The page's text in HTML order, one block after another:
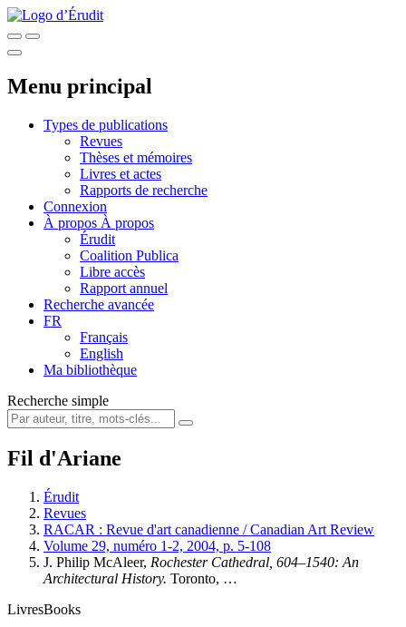
Menu principal
Types de publications
Revues
Thèses et mémoires
Livres et actes
Rapports de recherche
Connexion
À propos À propos
Érudit
Coalition Publica
Libre accès
Rapport annuel
Recherche avancée
FR
Français
English
Ma bibliothèque
Recherche simple
Fil d'Ariane
Érudit
Revues
RACAR : Revue d'art canadienne / Canadian Art Review
Volume 29, numéro 1-2, 2004, p. 5-108
J. Philip McAleer, Rochester Cathedral, 604–1540: An
Architectural History. Toronto, …
LivresBooks